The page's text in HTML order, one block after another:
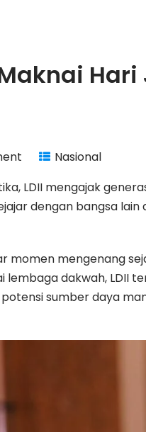
Nasional
LDII mengajak
dengan bangsa lain
momen mengenang
dakwah,
sumber daya